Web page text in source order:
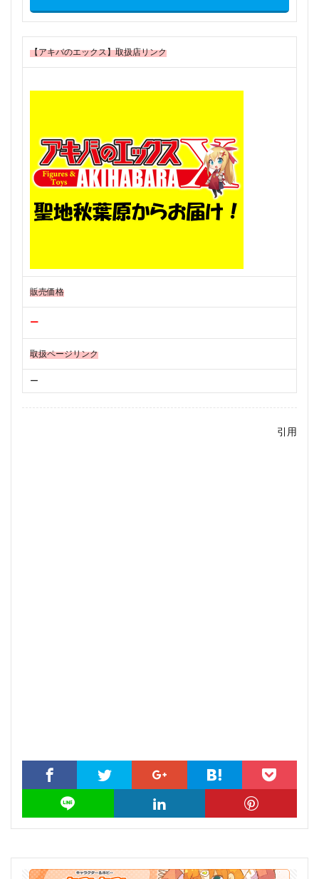
【アキバのエックス】取扱店リンク
販売価格
ー
取扱ページリンク
ー
引用